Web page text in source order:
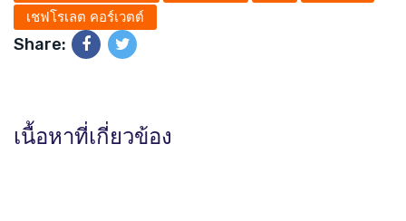
เชฟโรเลต คอร์เวตต์
Share:
เนื้อหาที่เกี่ยวข้อง